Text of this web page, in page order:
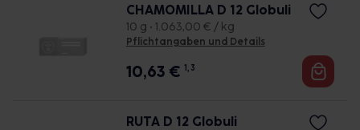
CHAMOMILLA D 12 Globuli
10 g • 1.063,00 € / kg
Pflichtangaben und Details
10,63 € 1, 3
RUTA D 12 Globuli